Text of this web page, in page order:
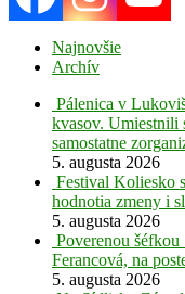
Najnovšie
Archív
Pálenica v
kvasov. Umiestnili
samostatne
5. augusta 2026
Festival Koliesko
hodnotia zmeny i
5. augusta 2026
Poverenou
Ferancová, na
5. augusta 2026